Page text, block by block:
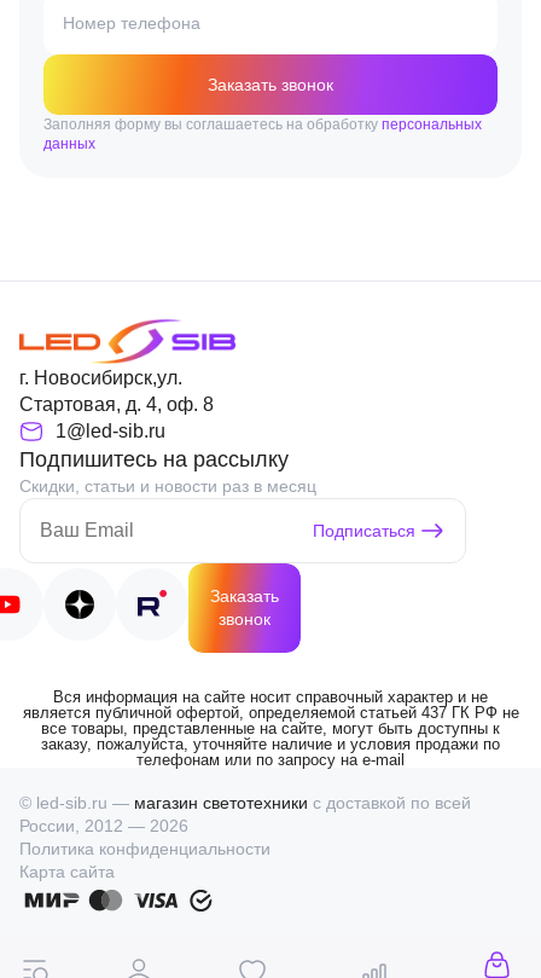
Номер телефона
Заказать звонок
Заполняя форму вы соглашаетесь на обработку персональных
данных
г. Новосибирск,ул.
Стартовая, д. 4, оф. 8
1@led-sib.ru
Подпишитесь на рассылку
Скидки, статьи и новости раз в месяц
Подписаться
Заказать
звонок
Вся информация на сайте носит справочный характер и не
является публичной офертой, определяемой статьей 437 ГК РФ не
все товары, представленные на сайте, могут быть доступны к
заказу, пожалуйста, уточняйте наличие и условия продажи по
телефонам или по запросу на e-mail
© led-sib.ru — магазин светотехники с доставкой по всей
России, 2012 — 2026
Политика конфиденциальности
Карта сайта